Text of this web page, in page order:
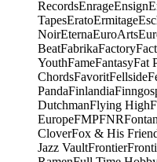
RecordsEnrageEnsign
TapesEratoErmitage
NoirEternaEuroArts
BeatFabrikaFactory
YouthFameFantasyFat
ChordsFavoritFellside
PandaFinlandia
DutchmanFlying High
EuropeFMPFNR
CloverFox & His
Jazz VaultFrontier